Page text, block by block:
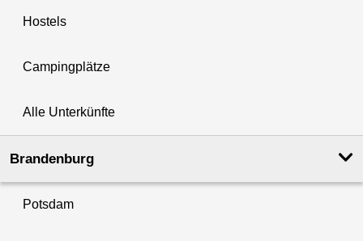
Hostels
Campingplätze
Alle Unterkünfte
Brandenburg
Potsdam